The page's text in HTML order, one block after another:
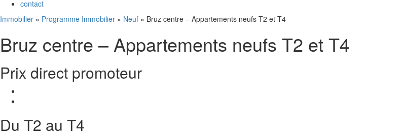
contact
Immobilier » Programme Immobilier » Neuf » Bruz centre – Appartements neufs T2 et T4
Bruz centre – Appartements neufs T2 et T4
Prix direct promoteur
Du T2 au T4